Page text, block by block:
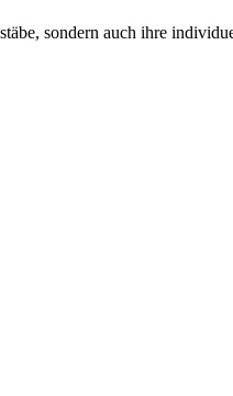
sondern auch ihre